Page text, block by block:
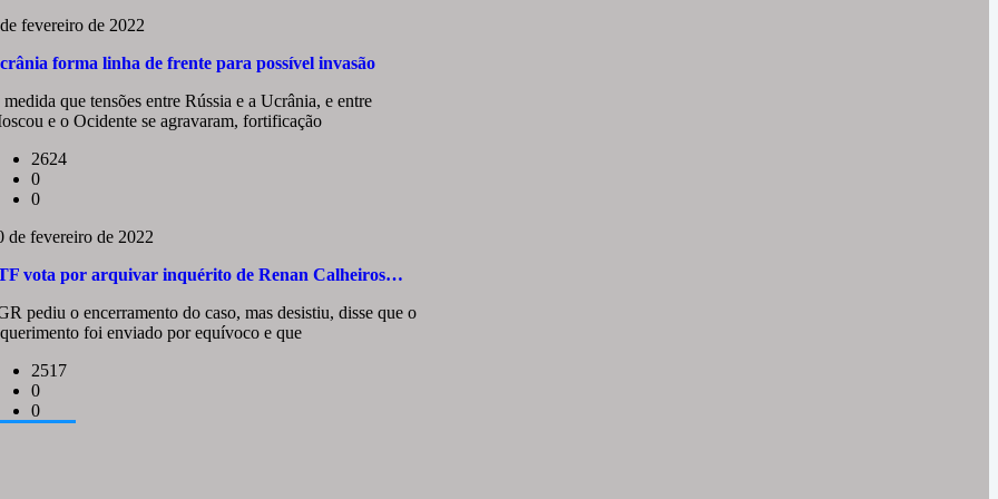
fevereiro de 2022
forma linha de frente para possível invasão
que tensões entre Rússia e a Ucrânia, e entre
e o Ocidente se agravaram, fortificação
2624
0
0
de fevereiro de 2022
vota por arquivar inquérito de Renan Calheiros…
pediu o encerramento do caso, mas desistiu, disse que o
foi enviado por equívoco e que
2517
0
0